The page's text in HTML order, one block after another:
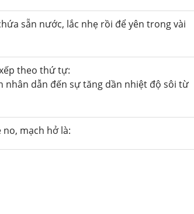
sẵn nước, lắc nhẹ rồi để yên trong vài
theo thứ tự:
nhân dẫn đến sự tăng dần nhiệt độ sôi từ
mạch hở là: